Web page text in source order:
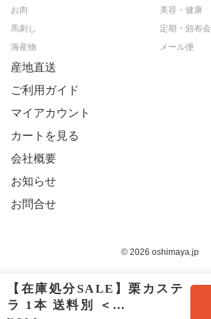
【在庫処分SALE】栗カステ
ラ 1本 送料別 ＜…
お肉
馬刺し
海産物
美容・健康
定期・頒布会
メール便
産地直送
ご利用ガイド
マイアカウント
カートを見る
会社概要
お知らせ
お問合せ
© 2026 oshimaya.jp